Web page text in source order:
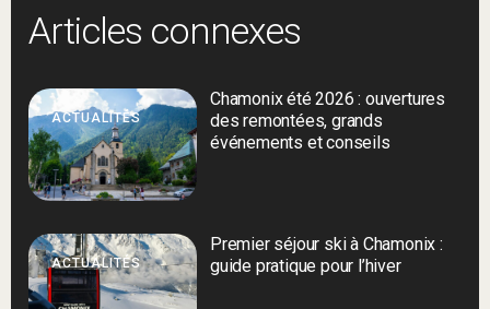
Articles connexes
ACTUALITÉS
Chamonix été 2026 : ouvertures
des remontées, grands
événements et conseils
ACTUALITÉS
Premier séjour ski à Chamonix :
guide pratique pour l’hiver